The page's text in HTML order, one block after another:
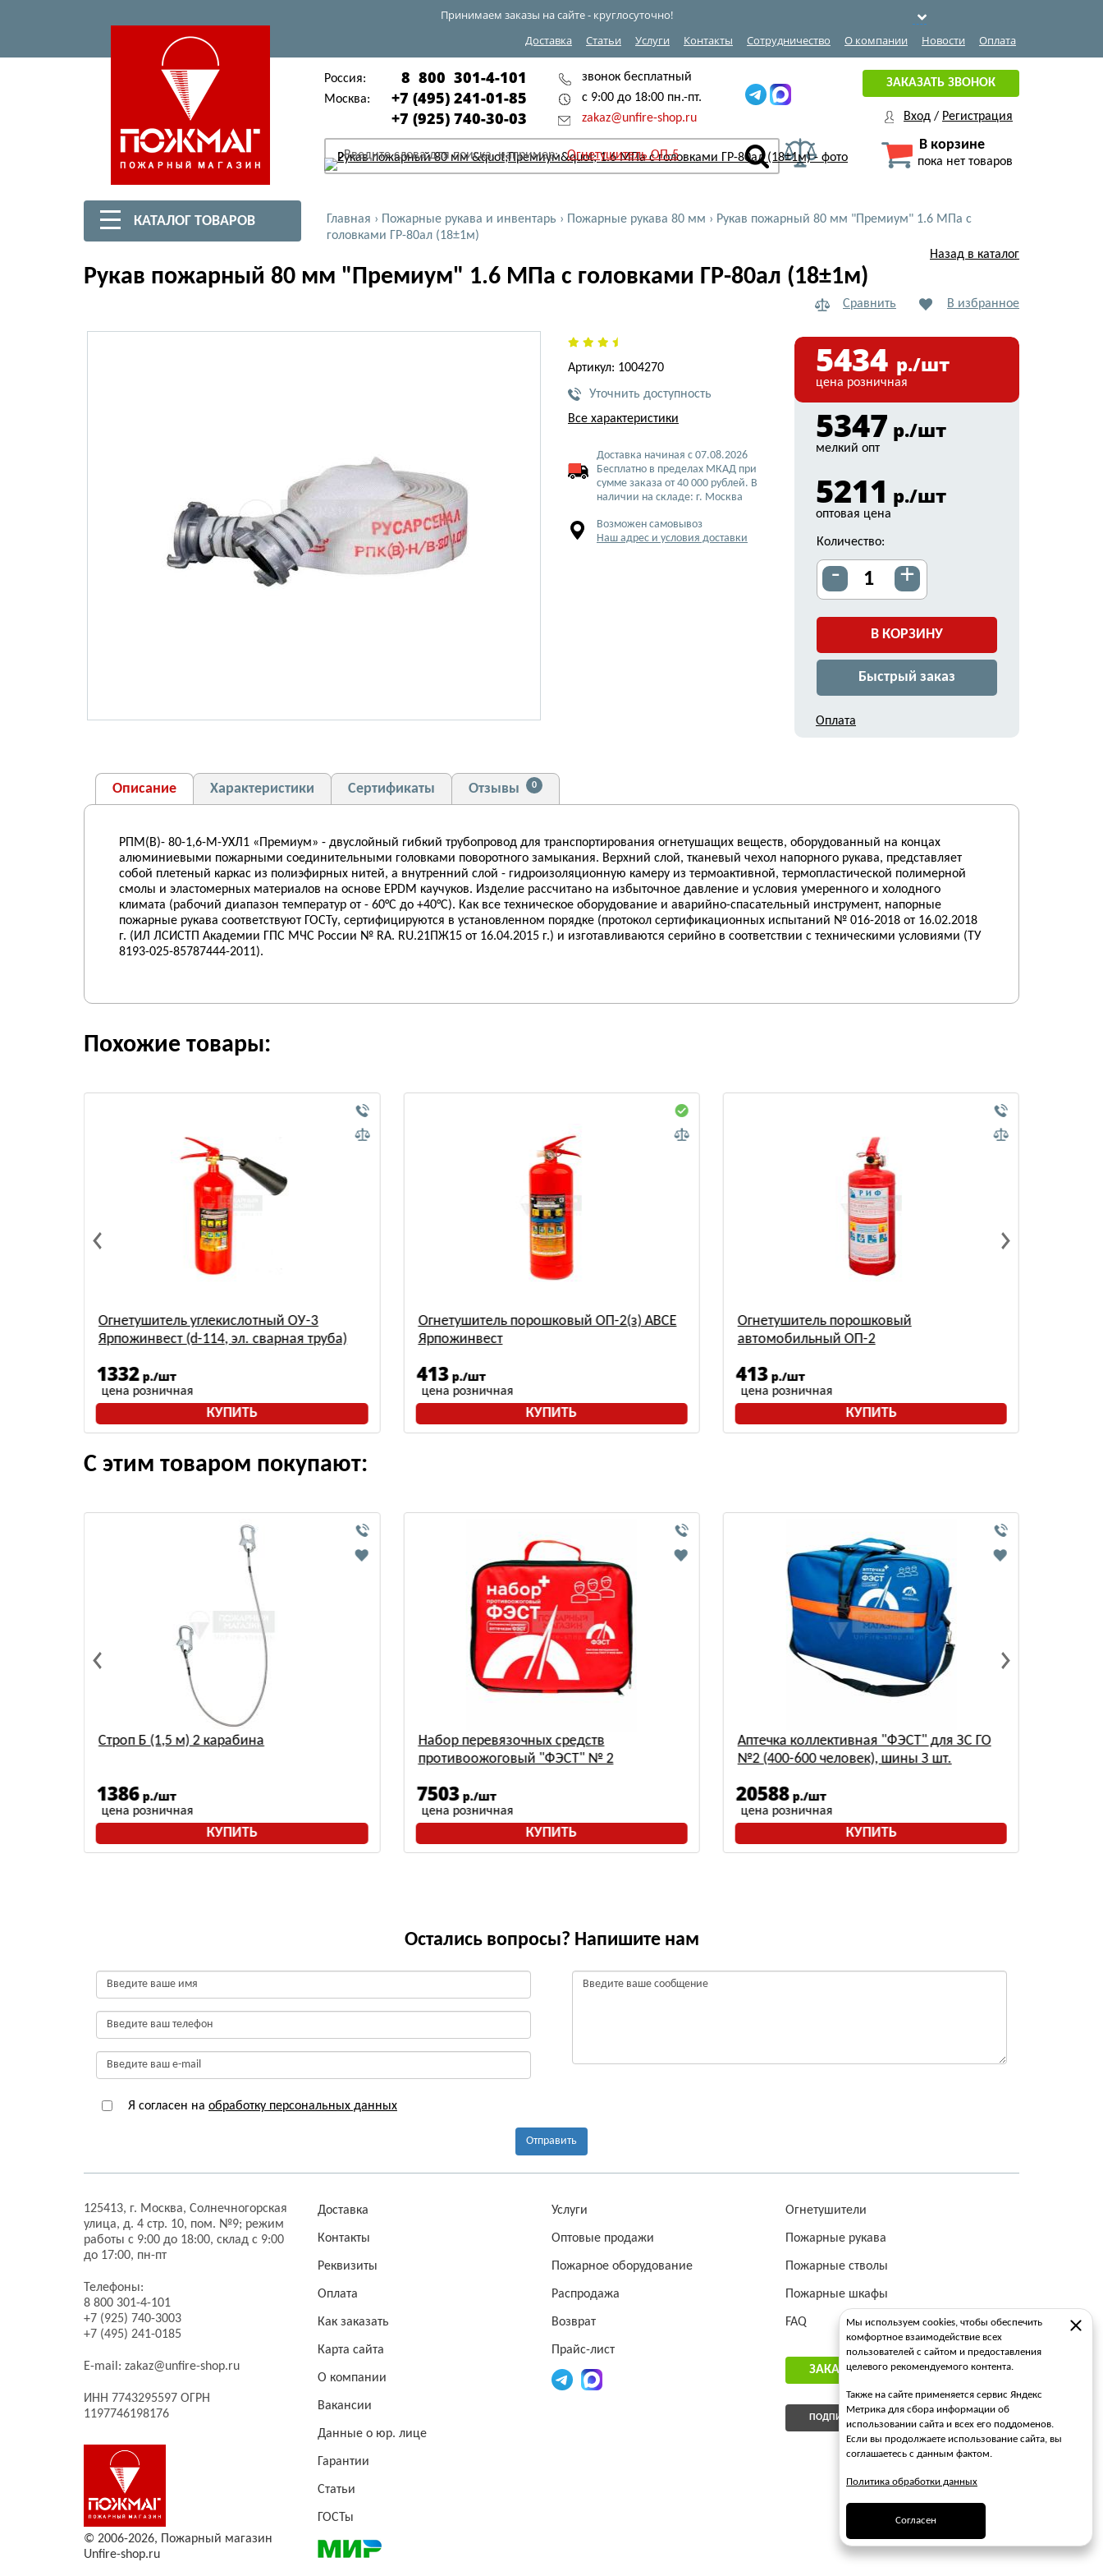
Принимаем заказы на сайте - круглосуточно!
Доставка
Статьи Услуги Контакты Сотрудничество О компании Новости Оплата
Россия: 8 800 301-4-101
Москва:
+7 (495) 241-01-85
+7 (925) 740-30-03
звонок бесплатный
с 9:00 до 18:00 пн.-пт.
zakaz@unfire-shop.ru
Введите слова для поиска, например: Огнетушитель ОП-5
ЗАКАЗАТЬ ЗВОНОК
Вход / Регистрация
В корзине
пока нет товаров
КАТАЛОГ ТОВАРОВ Главная › Пожарные рукава и инвентарь › Пожарные рукава 80 мм › Рукав пожарный 80 мм "Премиум" 1.6 МПа с
головками ГР-80ал (18±1м)
Рукав пожарный 80 мм "Премиум" 1.6 МПа с головками ГР-80ал (18±1м)
Назад в каталог
Сравнить В избранное
Артикул: 1004270
Уточнить доступность
Все характеристики
Доставка начиная с 07.08.2026
Бесплатно в пределах МКАД при
сумме заказа от 40 000 рублей. В
наличии на складе: г. Москва
Возможен самовывоз
Наш адрес и условия доставки
5434 р./шт
цена розничная
5347 р./шт
мелкий опт
5211 р./шт
оптовая цена
Количество:
- +
В КОРЗИНУ
Быстрый заказ
Оплата
Описание Характеристики Сертификаты Отзывы 0
РПМ(В)- 80-1,6-М-УХЛ1 «Премиум» - двуслойный гибкий трубопровод для транспортирования огнетушащих веществ, оборудованный на концах
алюминиевыми пожарными соединительными головками поворотного замыкания. Верхний слой, тканевый чехол напорного рукава, представляет
собой плетеный каркас из полиэфирных нитей, а внутренний слой - гидроизоляционную камеру из термоактивной, термопластической полимерной
смолы и эластомерных материалов на основе EPDM каучуков. Изделие рассчитано на избыточное давление и условия умеренного и холодного
климата (рабочий диапазон температур от - 60°С до +40°С). Как все техническое оборудование и аварийно-спасательный инструмент, напорные
пожарные рукава соответствуют ГОСТу, сертифицируются в установленном порядке (протокол сертификационных испытаний № 016-2018 от 16.02.2018
г. (ИЛ ЛСИСТП Академии ГПС МЧС России № RA. RU.21ПЖ15 от 16.04.2015 г.) и изготавливаются серийно в соответствии с техническими условиями (ТУ
8193-025-85787444-2011).
Похожие товары:
Огнетушитель углекислотный ОУ-3
Ярпожинвест (d-114, эл. сварная труба)
1332 р./шт
цена розничная
КУПИТЬ
Огнетушитель порошковый ОП-2(з) АВСЕ
Ярпожинвест
413 р./шт
цена розничная
КУПИТЬ
Огнетушитель порошковый
автомобильный ОП-2
413 р./шт
цена розничная
КУПИТЬ
С этим товаром покупают:
Строп Б (1,5 м) 2 карабина
1386 р./шт
цена розничная
КУПИТЬ
Набор перевязочных средств
противоожоговый "ФЭСТ" № 2
7503 р./шт
цена розничная
КУПИТЬ
Аптечка коллективная "ФЭСТ" для ЗС ГО
№2 (400-600 человек), шины З шт.
20588 р./шт
цена розничная
КУПИТЬ
Остались вопросы? Напишите нам
Я согласен на обработку персональных данных
Отправить
125413, г. Москва, Солнечногорская
улица, д. 4 стр. 10, пом. №9; режим
работы с 9:00 до 18:00, склад с 9:00
до 17:00, пн-пт
Телефоны:
8 800 301-4-101
+7 (925) 740-3003
+7 (495) 241-0185
E-mail: zakaz@unfire-shop.ru
ИНН 7743295597 ОГРН
1197746198176
© 2006-2026,
Пожарный магазин
Unfire-shop.ru
Доставка
Контакты
Реквизиты
Оплата
Как заказать
Карта сайта
О компании
Вакансии
Данные о юр. лице
Гарантии
Статьи
ГОСТы
Услуги
Оптовые продажи
Пожарное оборудование
Распродажа
Возврат
Прайс-лист
Огнетушители
Пожарные рукава
Пожарные стволы
Пожарные шкафы
FAQ
ЗАКАЗАТЬ ЗВОНОК
ПОДПИСАТЬСЯ НА РАССЫЛКУ
Мы используем cookies, чтобы обеспечить
комфортное взаимодействие всех
пользователей с сайтом и предоставления
целевого рекомендуемого контента.
Также на сайте применяется сервис Яндекс
Метрика для сбора информации об
использовании сайта и всех его поддоменов.
Если вы продолжаете использование сайта, вы
соглашаетесь с данным фактом.
Политика обработки данных
Согласен